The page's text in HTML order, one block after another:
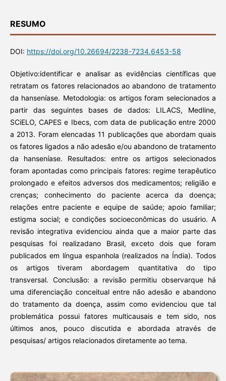
RESUMO
DOI: https://doi.org/10.26694/2238-7234.6453-58
Objetivo:identificar e analisar as evidências científicas que
retratam os fatores relacionados ao abandono de tratamento
da hanseníase. Metodologia: os artigos foram selecionados a
partir das seguintes bases de dados: LILACS, Medline,
SCiELO, CAPES e Ibecs, com data de publicação entre 2000
a 2013. Foram elencadas 11 publicações que abordam quais
os fatores ligados a não adesão e/ou abandono de tratamento
da hanseníase. Resultados: entre os artigos selecionados
foram apontadas como principais fatores: regime terapêutico
prolongado e efeitos adversos dos medicamentos; religião e
crenças; conhecimento do paciente acerca da doença;
relações entre paciente e equipe de saúde; apoio familiar;
estigma social; e condições socioeconômicas do usuário. A
revisão integrativa evidenciou ainda que a maior parte das
pesquisas foi realizadano Brasil, exceto dois que foram
publicados em língua espanhola (realizados na Índia). Todos
os artigos tiveram abordagem quantitativa do tipo
transversal. Conclusão: a revisão permitiu observarque há
uma diferenciação conceitual entre não adesão e abandono
do tratamento da doença, assim como evidenciou que tal
problemática possui fatores multicausais e tem sido, nos
últimos anos, pouco discutida e abordada através de
pesquisas/ artigos relacionados diretamente ao tema.